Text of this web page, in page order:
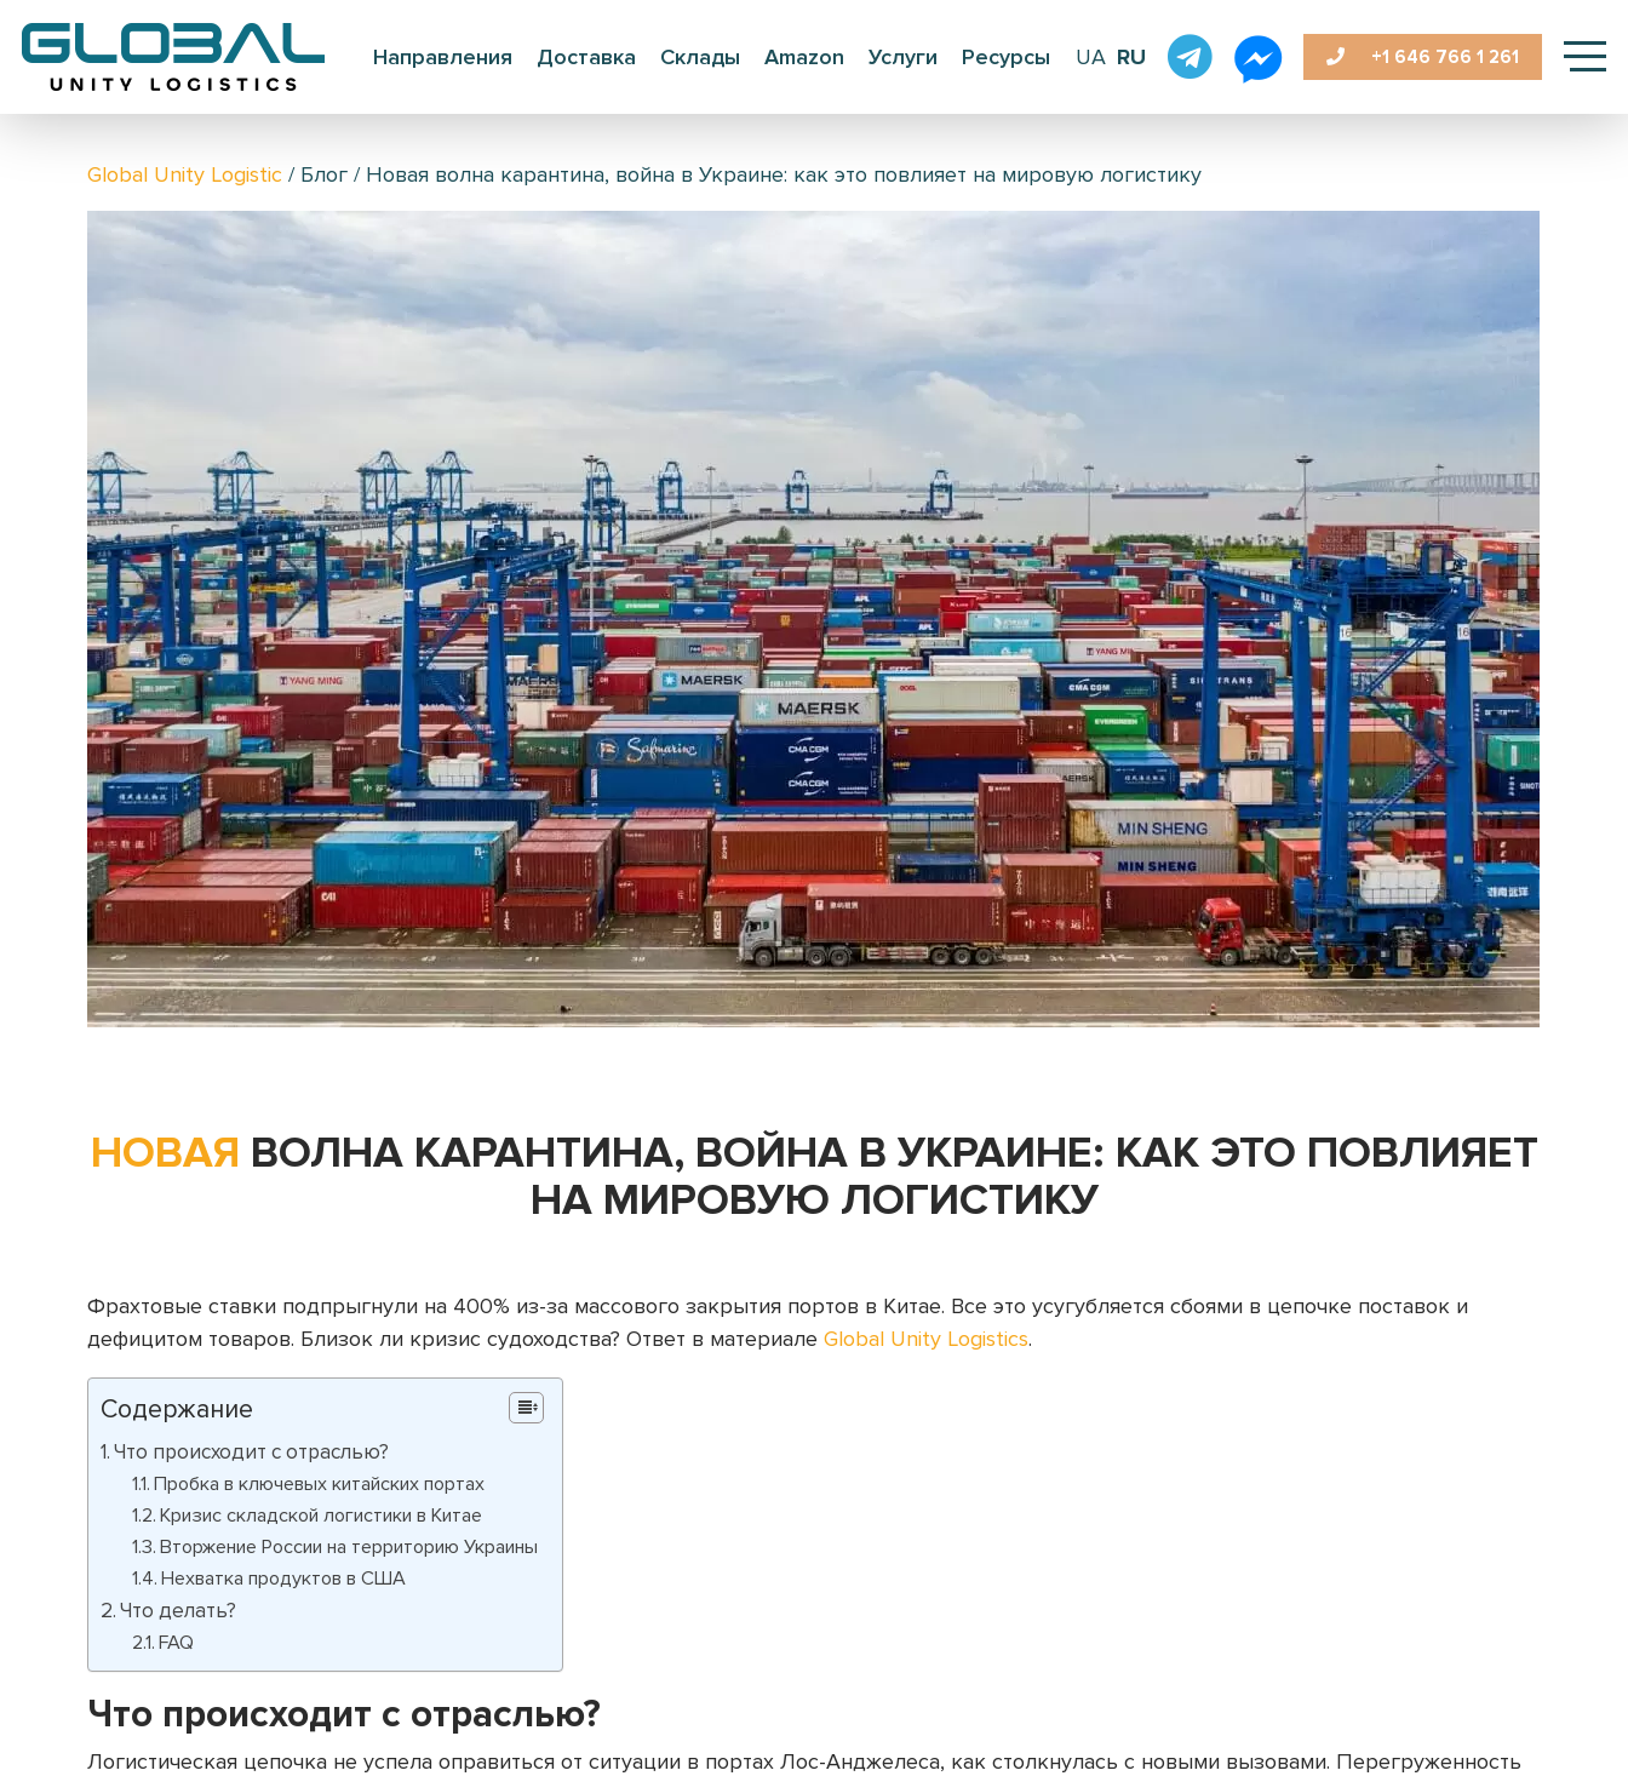
Направления Доставка Склады Amazon Услуги Ресурсы RU
UA +1 646 766 1 261
Global Unity Logistic / Блог / Новая волна карантина, война в Украине: как это повлияет на мировую логистику
НОВАЯ ВОЛНА КАРАНТИНА, ВОЙНА В УКРАИНЕ: КАК ЭТО ПОВЛИЯЕТ
НА МИРОВУЮ ЛОГИСТИКУ
Фрахтовые ставки подпрыгнули на 400% из-за массового закрытия портов в Китае. Все это усугубляется сбоями в цепочке поставок и
дефицитом товаров. Близок ли кризис судоходства? Ответ в материале Global Unity Logistics.
Содержание
Что происходит с отраслью?
Пробка в ключевых китайских портах
Кризис складской логистики в Китае
Вторжение России на территорию Украины
Нехватка продуктов в США
Что делать?
FAQ
Что происходит с отраслью?
Логистическая цепочка не успела оправиться от ситуации в портах Лос-Анджелеса, как столкнулась с новыми вызовами. Перегруженность